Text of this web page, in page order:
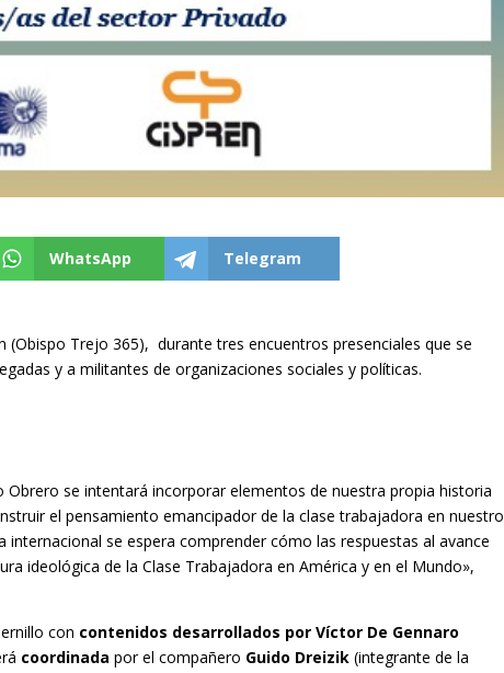
WhatsApp Telegram
(Obispo Trejo 365), durante tres encuentros presenciales que se
y a militantes de organizaciones sociales y políticas.
se intentará incorporar elementos de nuestra propia historia
el pensamiento emancipador de la clase trabajadora en nuestro
internacional se espera comprender cómo las respuestas al avance
ideológica de la Clase Trabajadora en América y en el Mundo»,
con contenidos desarrollados por Víctor De Gennaro
coordinadapor el compañero Guido Dreizik(integrante de la